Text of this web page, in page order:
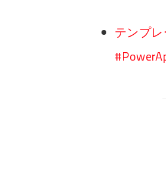
テンプ